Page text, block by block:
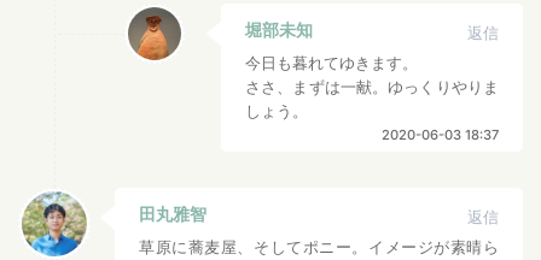
堀部未知
返信
今日も暮れてゆきます。
ささ、まずは一献。ゆっくりやりま
しょう。
2020-06-03 18:37
田丸雅智
返信
草原に蕎麦屋、そしてポニー。イメージが素晴ら